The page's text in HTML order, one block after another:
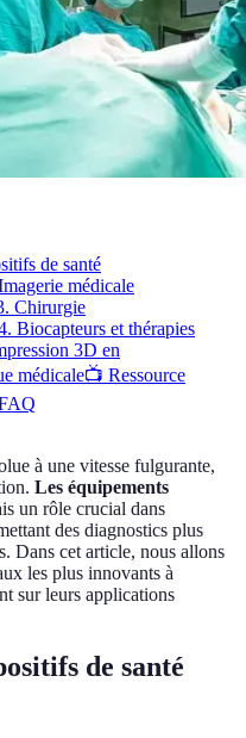
de santé
médicale
Chirurgie
Biocapteurs et thérapies
3D en
médicale📺 Ressource
à une vitesse fulgurante,
Les équipements
un rôle crucial dans
des diagnostics plus
Dans cet article, nous allons
les plus innovants à
sur leurs applications
de santé